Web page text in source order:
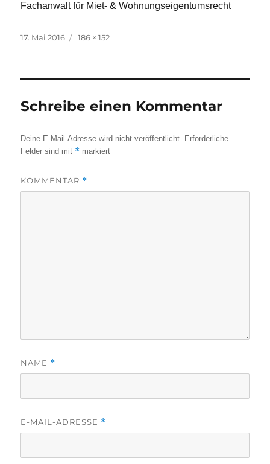
Fachanwalt für Miet- & Wohnungseigentumsrecht
Veröffentlicht
17. Mai 2016 Originalgröße
186 × 152
Schreibe einen Kommentar
Deine E-Mail-Adresse wird nicht veröffentlicht. Erforderliche
Felder sind mit * markiert
KOMMENTAR *
NAME *
E-MAIL-ADRESSE *